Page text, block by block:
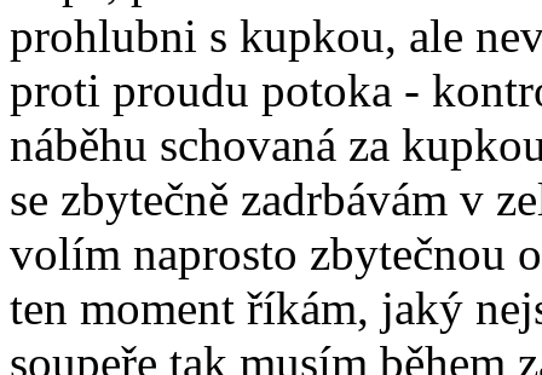
prohlubni s kupkou, ale
proti proudu potoka -
náběhu schovaná za
se zbytečně zadrbávám v
volím naprosto zbytečnou
ten moment říkám, jaký
soupeře tak musím během